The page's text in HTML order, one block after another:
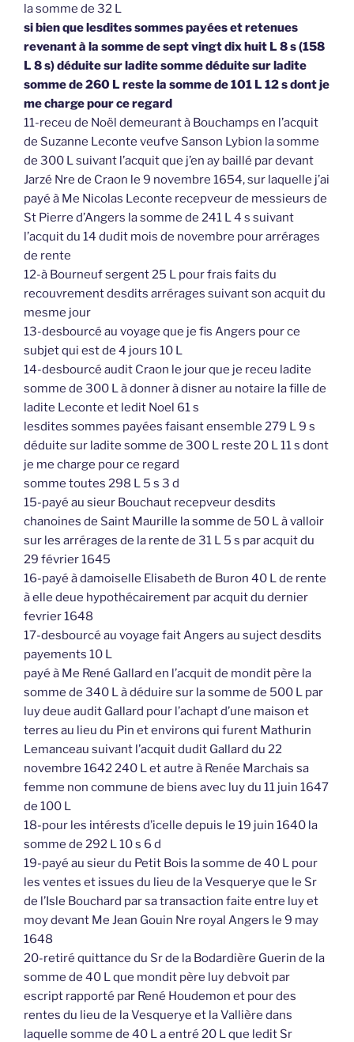
la somme de 32 L
si bien que lesdites sommes payées et retenues
revenant à la somme de sept vingt dix huit L 8 s (158
L 8 s) déduite sur ladite somme déduite sur ladite
somme de 260 L reste la somme de 101 L 12 s dont je
me charge pour ce regard
11-receu de Noël demeurant à Bouchamps en l’acquit
de Suzanne Leconte veufve Sanson Lybion la somme
de 300 L suivant l’acquit que j’en ay baillé par devant
Jarzé Nre de Craon le 9 novembre 1654, sur laquelle j’ai
payé à Me Nicolas Leconte recepveur de messieurs de
St Pierre d’Angers la somme de 241 L 4 s suivant
l’acquit du 14 dudit mois de novembre pour arrérages
de rente
12-à Bourneuf sergent 25 L pour frais faits du
recouvrement desdits arrérages suivant son acquit du
mesme jour
13-desbourcé au voyage que je fis Angers pour ce
subjet qui est de 4 jours 10 L
14-desbourcé audit Craon le jour que je receu ladite
somme de 300 L à donner à disner au notaire la fille de
ladite Leconte et ledit Noel 61 s
lesdites sommes payées faisant ensemble 279 L 9 s
déduite sur ladite somme de 300 L reste 20 L 11 s dont
je me charge pour ce regard
somme toutes 298 L 5 s 3 d
15-payé au sieur Bouchaut recepveur desdits
chanoines de Saint Maurille la somme de 50 L à valloir
sur les arrérages de la rente de 31 L 5 s par acquit du
29 février 1645
16-payé à damoiselle Elisabeth de Buron 40 L de rente
à elle deue hypothécairement par acquit du dernier
fevrier 1648
17-desbourcé au voyage fait Angers au suject desdits
payements 10 L
payé à Me René Gallard en l’acquit de mondit père la
somme de 340 L à déduire sur la somme de 500 L par
luy deue audit Gallard pour l’achapt d’une maison et
terres au lieu du Pin et environs qui furent Mathurin
Lemanceau suivant l’acquit dudit Gallard du 22
novembre 1642 240 L et autre à Renée Marchais sa
femme non commune de biens avec luy du 11 juin 1647
de 100 L
18-pour les intérests d’icelle depuis le 19 juin 1640 la
somme de 292 L 10 s 6 d
19-payé au sieur du Petit Bois la somme de 40 L pour
les ventes et issues du lieu de la Vesquerye que le Sr
de l’Isle Bouchard par sa transaction faite entre luy et
moy devant Me Jean Gouin Nre royal Angers le 9 may
1648
20-retiré quittance du Sr de la Bodardière Guerin de la
somme de 40 L que mondit père luy debvoit par
escript rapporté par René Houdemon et pour des
rentes du lieu de la Vesquerye et la Vallière dans
laquelle somme de 40 L a entré 20 L que ledit Sr